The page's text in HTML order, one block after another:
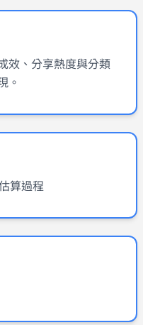
效、分享熱度與分類
。
算過程